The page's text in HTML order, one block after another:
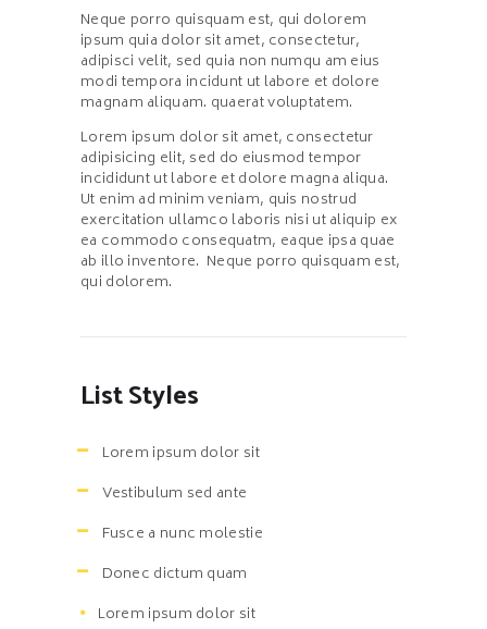
Neque porro quisquam est, qui dolorem
ipsum quia dolor sit amet, consectetur,
adipisci velit, sed quia non numqu am eius
modi tempora incidunt ut labore et dolore
magnam aliquam. quaerat voluptatem.
Lorem ipsum dolor sit amet, consectetur
adipisicing elit, sed do eiusmod tempor
incididunt ut labore et dolore magna aliqua.
Ut enim ad minim veniam, quis nostrud
exercitation ullamco laboris nisi ut aliquip ex
ea commodo consequatm, eaque ipsa quae
ab illo inventore. Neque porro quisquam est,
qui dolorem.
List Styles
Lorem ipsum dolor sit
Vestibulum sed ante
Fusce a nunc molestie
Donec dictum quam
Lorem ipsum dolor sit